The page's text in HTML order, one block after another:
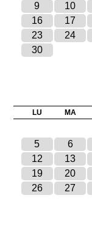
9
10
16
17
23
24
30
LU MA
5
6
12
13
19
20
26
27